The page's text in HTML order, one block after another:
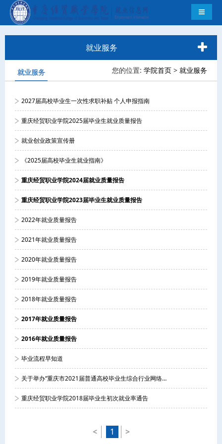
导航切
就业服务
就业服务 您的位置: 学院首页 > 就业服务
2027届高校毕业生一次性求职补贴 个人申报指南
重庆经贸职业学院2025届毕业生就业质量报告
就业创业政策宣传册
《2025届高校毕业生就业指南》
重庆经贸职业学院2024届就业质量报告
重庆经贸职业学院2023届毕业生就业质量报告
2022年就业质量报告
2021年就业质量报告
2020年就业质量报告
2019年就业质量报告
2018年就业质量报告
2017年就业质量报告
2016年就业质量报告
毕业流程早知道
关于举办“重庆市2021届普通高校毕业生综合行业网络双选会”活动的通知
重庆经贸职业学院2018届毕业生初次就业率通告
< 1 >